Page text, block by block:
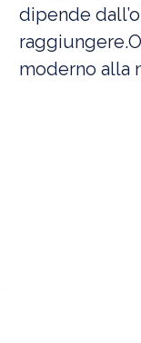
dipende
moderno alla